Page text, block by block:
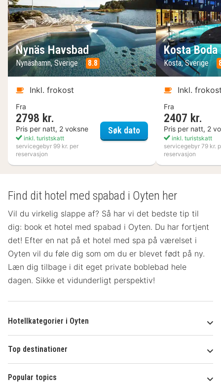
Nynäs Havsbad
Nynäshamn, Sverige 8.8
Inkl. frokost
Fra
2798 kr.
Pris per natt, 2 voksne
inkl. turistskatt
servicegebyr 99 kr. per
reservasjon
Søk datoNynäs Havsbad
Kosta
Kosta, Sverige
Inkl.
Fra
2407 kr.
Pris per natt, 2
inkl. turistskatt
servicegebyr 79 kr.
reservasjon
Find dit hotel med spabad i Oyten her
Vil du virkelig slappe af? Så har vi det bedste tip til
dig: book et hotel med spabad i Oyten. Du har fortjent
det! Efter en nat på et hotel med spa på værelset i
Oyten vil du føle dig som om du er blevet født på ny.
Læn dig tilbage i dit eget private boblebad hele
dagen. Sikke et vidunderligt perspektiv!
Hotellkategorier i Oyten
Top destinationer
Popular topics